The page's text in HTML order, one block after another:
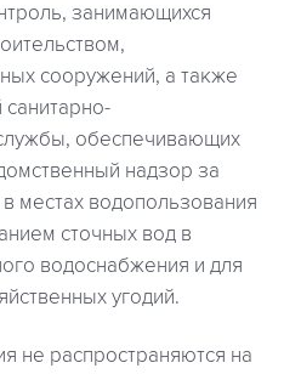
занимающихся
сооружений, а также
обеспечивающих
надзор за
местах водопользования
сточных вод в
водоснабжения и для
угодий.
не распространяются на